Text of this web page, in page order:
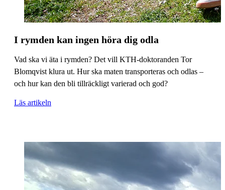
I rymden kan ingen höra dig odla
Vad ska vi äta i rymden? Det vill KTH-doktoranden Tor
Blomqvist klura ut. Hur ska maten transporteras och odlas –
och hur kan den bli tillräckligt varierad och god?
Läs artikeln